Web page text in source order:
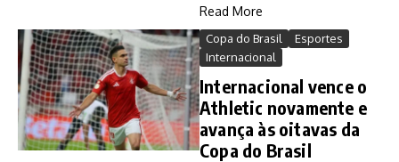
Read More
Copa do Brasil
Esportes
Internacional
Internacional vence o
Athletic novamente e
avança às oitavas da
Copa do Brasil